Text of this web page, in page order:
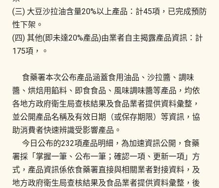
(三) 大豆沙拉油含量20%以上產品：計45項，已完成預防
性下架。
(四) 其他(即未達20%產品)由業者自主揭露產品資訊：計
175項，。
食藥署本次公布產品涵蓋食用油品、沙拉醬、調味
醬、烘焙用餡料、即食食品、風味調味醬等產品，均依
各地方政府衛生局查核結果及食品業者提供資料彙整，
並公開產品名稱及有效日期（或保存期限）等資訊，協
助消費者快速辨識受影響產品。
今日公布的232項產品明細，為加速資訊公開，食藥
署採「掌握一筆、公布一筆；確認一項、更新一項」方
式，產品資訊係依食藥署直接與相關業者對接資料，及
地方政府衛生局查核結果及食品業者提供資料彙整，後